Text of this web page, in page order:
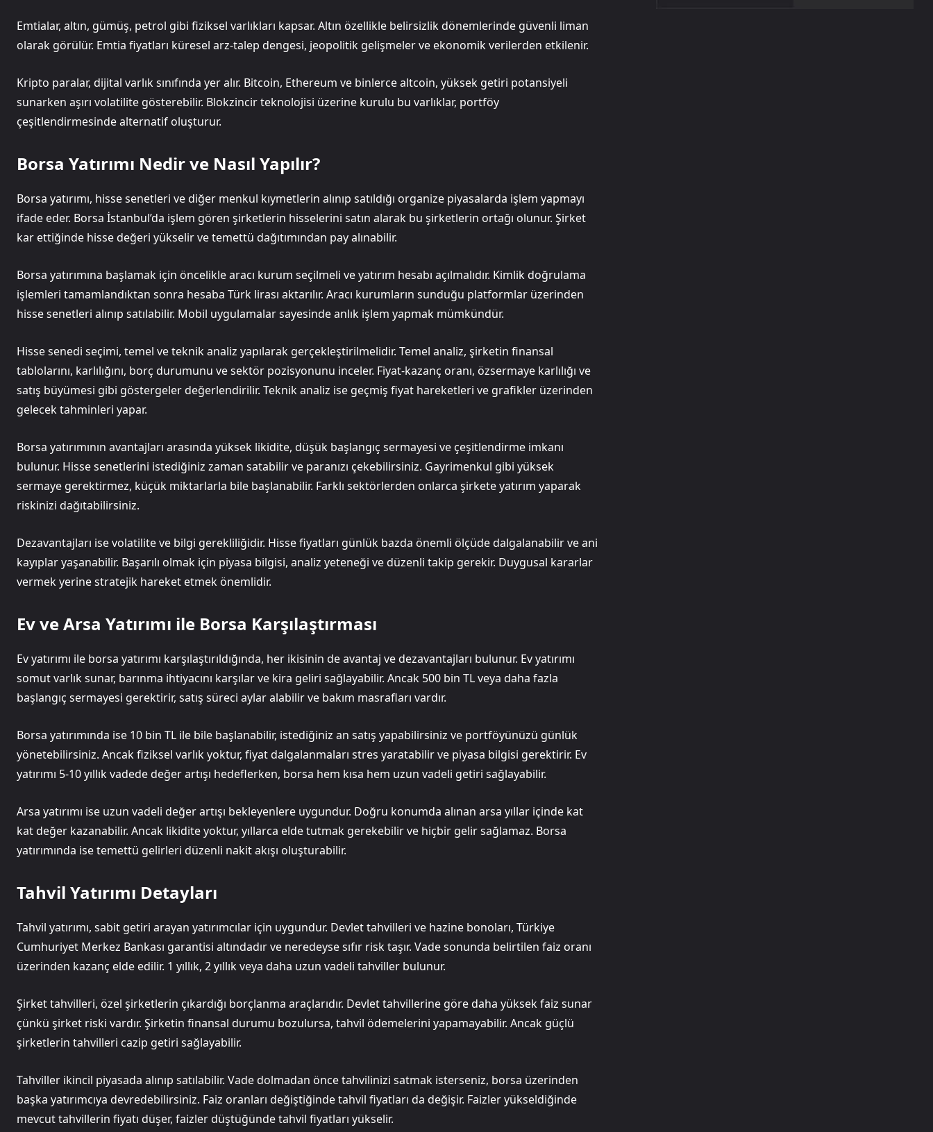
Emtialar, altın, gümüş, petrol gibi fiziksel varlıkları kapsar. Altın özellikle belirsizlik dönemlerinde güvenli liman
olarak görülür. Emtia fiyatları küresel arz-talep dengesi, jeopolitik gelişmeler ve ekonomik verilerden etkilenir.
Kripto paralar, dijital varlık sınıfında yer alır. Bitcoin, Ethereum ve binlerce altcoin, yüksek getiri potansiyeli
sunarken aşırı volatilite gösterebilir. Blokzincir teknolojisi üzerine kurulu bu varlıklar, portföy
çeşitlendirmesinde alternatif oluşturur.
Borsa Yatırımı Nedir ve Nasıl Yapılır?
Borsa yatırımı, hisse senetleri ve diğer menkul kıymetlerin alınıp satıldığı organize piyasalarda işlem yapmayı
ifade eder. Borsa İstanbul’da işlem gören şirketlerin hisselerini satın alarak bu şirketlerin ortağı olunur. Şirket
kar ettiğinde hisse değeri yükselir ve temettü dağıtımından pay alınabilir.
Borsa yatırımına başlamak için öncelikle aracı kurum seçilmeli ve yatırım hesabı açılmalıdır. Kimlik doğrulama
işlemleri tamamlandıktan sonra hesaba Türk lirası aktarılır. Aracı kurumların sunduğu platformlar üzerinden
hisse senetleri alınıp satılabilir. Mobil uygulamalar sayesinde anlık işlem yapmak mümkündür.
Hisse senedi seçimi, temel ve teknik analiz yapılarak gerçekleştirilmelidir. Temel analiz, şirketin finansal
tablolarını, karlılığını, borç durumunu ve sektör pozisyonunu inceler. Fiyat-kazanç oranı, özsermaye karlılığı ve
satış büyümesi gibi göstergeler değerlendirilir. Teknik analiz ise geçmiş fiyat hareketleri ve grafikler üzerinden
gelecek tahminleri yapar.
Borsa yatırımının avantajları arasında yüksek likidite, düşük başlangıç sermayesi ve çeşitlendirme imkanı
bulunur. Hisse senetlerini istediğiniz zaman satabilir ve paranızı çekebilirsiniz. Gayrimenkul gibi yüksek
sermaye gerektirmez, küçük miktarlarla bile başlanabilir. Farklı sektörlerden onlarca şirkete yatırım yaparak
riskinizi dağıtabilirsiniz.
Dezavantajları ise volatilite ve bilgi gerekliliğidir. Hisse fiyatları günlük bazda önemli ölçüde dalgalanabilir ve ani
kayıplar yaşanabilir. Başarılı olmak için piyasa bilgisi, analiz yeteneği ve düzenli takip gerekir. Duygusal kararlar
vermek yerine stratejik hareket etmek önemlidir.
Ev ve Arsa Yatırımı ile Borsa Karşılaştırması
Ev yatırımı ile borsa yatırımı karşılaştırıldığında, her ikisinin de avantaj ve dezavantajları bulunur. Ev yatırımı
somut varlık sunar, barınma ihtiyacını karşılar ve kira geliri sağlayabilir. Ancak 500 bin TL veya daha fazla
başlangıç sermayesi gerektirir, satış süreci aylar alabilir ve bakım masrafları vardır.
Borsa yatırımında ise 10 bin TL ile bile başlanabilir, istediğiniz an satış yapabilirsiniz ve portföyünüzü günlük
yönetebilirsiniz. Ancak fiziksel varlık yoktur, fiyat dalgalanmaları stres yaratabilir ve piyasa bilgisi gerektirir. Ev
yatırımı 5-10 yıllık vadede değer artışı hedeflerken, borsa hem kısa hem uzun vadeli getiri sağlayabilir.
Arsa yatırımı ise uzun vadeli değer artışı bekleyenlere uygundur. Doğru konumda alınan arsa yıllar içinde kat
kat değer kazanabilir. Ancak likidite yoktur, yıllarca elde tutmak gerekebilir ve hiçbir gelir sağlamaz. Borsa
yatırımında ise temettü gelirleri düzenli nakit akışı oluşturabilir.
Tahvil Yatırımı Detayları
Tahvil yatırımı, sabit getiri arayan yatırımcılar için uygundur. Devlet tahvilleri ve hazine bonoları, Türkiye
Cumhuriyet Merkez Bankası garantisi altındadır ve neredeyse sıfır risk taşır. Vade sonunda belirtilen faiz oranı
üzerinden kazanç elde edilir. 1 yıllık, 2 yıllık veya daha uzun vadeli tahviller bulunur.
Şirket tahvilleri, özel şirketlerin çıkardığı borçlanma araçlarıdır. Devlet tahvillerine göre daha yüksek faiz sunar
çünkü şirket riski vardır. Şirketin finansal durumu bozulursa, tahvil ödemelerini yapamayabilir. Ancak güçlü
şirketlerin tahvilleri cazip getiri sağlayabilir.
Tahviller ikincil piyasada alınıp satılabilir. Vade dolmadan önce tahvilinizi satmak isterseniz, borsa üzerinden
başka yatırımcıya devredebilirsiniz. Faiz oranları değiştiğinde tahvil fiyatları da değişir. Faizler yükseldiğinde
mevcut tahvillerin fiyatı düşer, faizler düştüğünde tahvil fiyatları yükselir.